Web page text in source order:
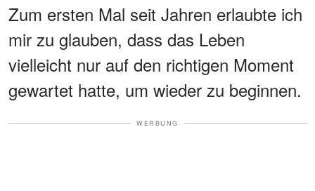
Zum ersten Mal seit Jahren erlaubte ich
mir zu glauben, dass das Leben
vielleicht nur auf den richtigen Moment
gewartet hatte, um wieder zu beginnen.
WERBUNG